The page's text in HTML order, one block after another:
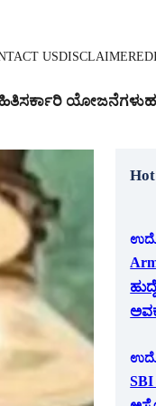
USDISCLAIMER
ಸರ್ಕಾರಿ ಯೋಜನೆಗಳು